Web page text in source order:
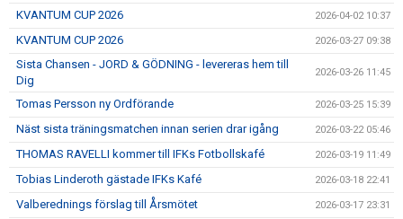
KVANTUM CUP 2026 2026-04-02 10:37
KVANTUM CUP 2026 2026-03-27 09:38
Sista Chansen - JORD & GÖDNING - levereras hem till
Dig
2026-03-26 11:45
Tomas Persson ny Ordförande 2026-03-25 15:39
Näst sista träningsmatchen innan serien drar igång 2026-03-22 05:46
THOMAS RAVELLI kommer till IFKs Fotbollskafé 2026-03-19 11:49
Tobias Linderoth gästade IFKs Kafé 2026-03-18 22:41
Valberednings förslag till Årsmötet 2026-03-17 23:31